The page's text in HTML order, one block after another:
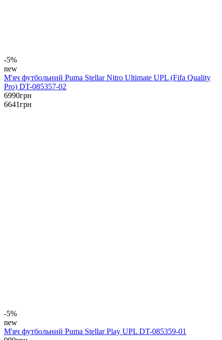
-5%
new
М'яч футбольний Puma Stellar Nitro Ultimate UPL (Fifa Quality
Pro) DT-085357-02
6990грн
6641грн
-5%
new
М'яч футбольний Puma Stellar Play UPL DT-085359-01